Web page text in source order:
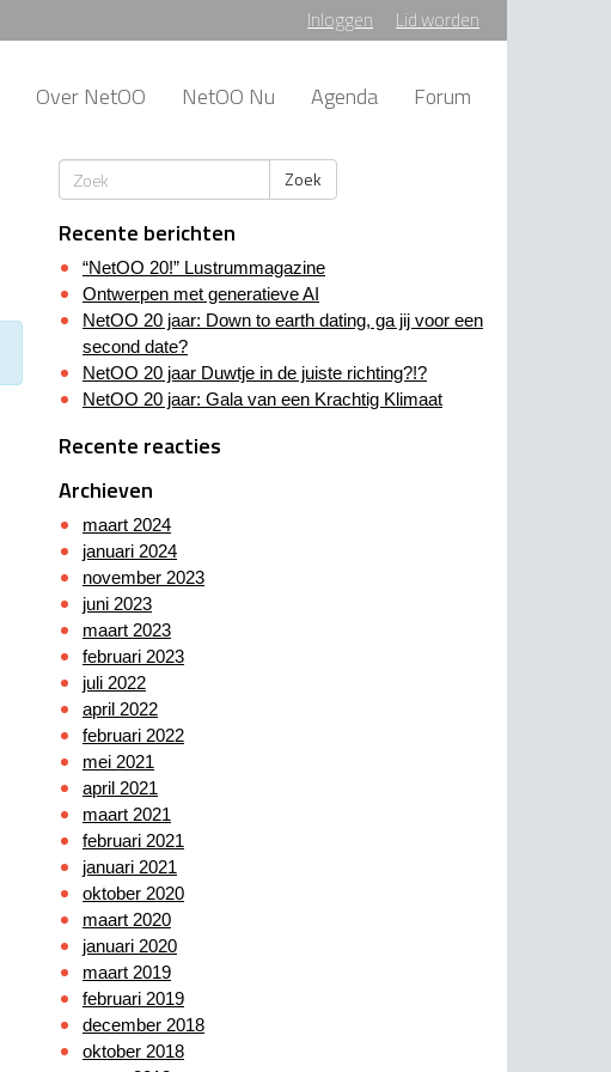
Inloggen Lid worden
Over NetOO NetOO Nu Agenda Forum
Zoek
Recente berichten
“NetOO 20!” Lustrummagazine
Ontwerpen met generatieve AI
NetOO 20 jaar: Down to earth dating, ga jij voor een
second date?
NetOO 20 jaar Duwtje in de juiste richting?!?
NetOO 20 jaar: Gala van een Krachtig Klimaat
Recente reacties
Archieven
maart 2024
januari 2024
november 2023
juni 2023
maart 2023
februari 2023
juli 2022
april 2022
februari 2022
mei 2021
april 2021
maart 2021
februari 2021
januari 2021
oktober 2020
maart 2020
januari 2020
maart 2019
februari 2019
december 2018
oktober 2018